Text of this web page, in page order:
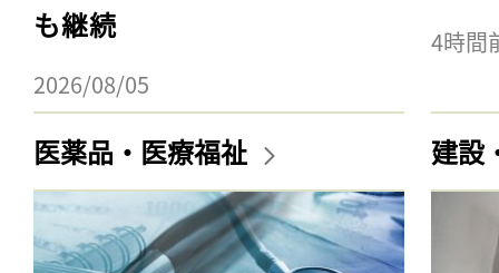
も継続
2026/08/05
4時間
医薬品・医療福祉 建設